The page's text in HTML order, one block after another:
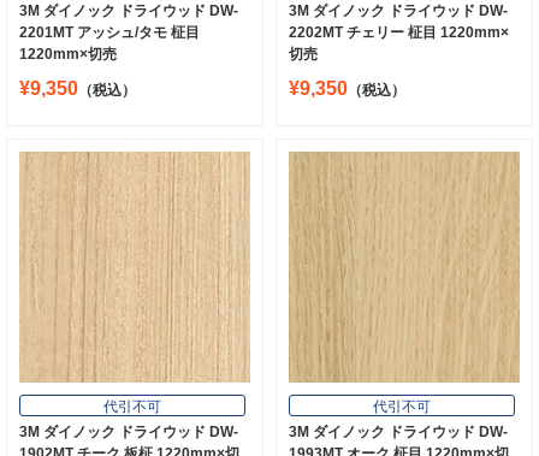
3M ダイノック ドライウッド DW-
2201MT アッシュ/タモ 柾目
1220mm×切売
¥9,350 （税込）
3M ダイノック ドライウッド DW-
2202MT チェリー 柾目 1220mm×
切売
¥9,350 （税込）
代引不可
3M ダイノック ドライウッド DW-
代引不可
3M ダイノック ドライウッド DW-